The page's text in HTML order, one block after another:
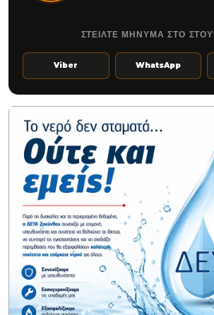
ΣΤΕΙΛΤΕ ΜΗΝΥΜΑ ΣΤΟ
Viber WhatsApp